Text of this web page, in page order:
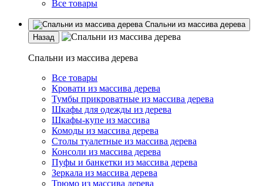
Все товары
Спальни из массива дерева
Назад
Спальни из массива дерева
Все товары
Кровати из массива дерева
Тумбы прикроватные из массива дерева
Шкафы для одежды из дерева
Шкафы-купе из массива
Комоды из массива дерева
Столы туалетные из массива дерева
Консоли из массива дерева
Пуфы и банкетки из массива дерева
Зеркала из массива дерева
Трюмо из массива дерева